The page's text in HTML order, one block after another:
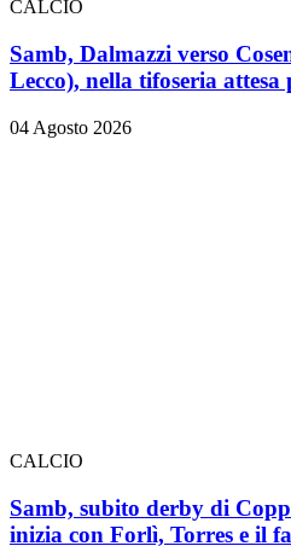
CALCIO
Samb, Dalmazzi verso
Lecco), nella tifoseria
04 Agosto 2026
CALCIO
Samb, subito derby di
inizia con Forlì, Torres e il